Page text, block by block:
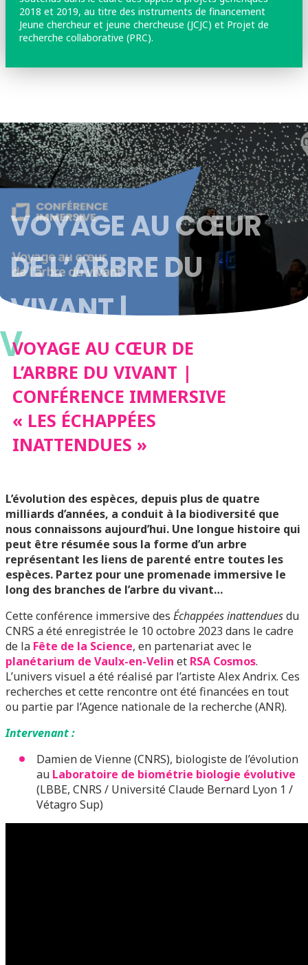
2018 et 2019, au titre des instruments de financement
Jeune chercheur et jeune chercheuse (JCJC) et Projet de
recherche collaborative (PRC).
VOYAGE AU CŒUR
DE L’ARBRE DU
VIVANT |
CONFÉRENCE
IMMERSIVE « LES
ÉCHAPPÉES
VVOYAGE AU CŒUR DE
L’ARBRE DU VIVANT |
CONFÉRENCE IMMERSIVE
« LES ÉCHAPPÉES
INATTENDUES »
L’évolution des espèces, depuis plus de quatre
milliards d’années, a conduit à la biodiversité que
nous connaissons aujourd’hui. Une longue histoire qui
peut être résumée sous la forme d’un arbre
représentant les liens de parenté entre toutes les
espèces. Partez pour une promenade immersive le
long des branches de l’arbre du vivant…
Cette conférence immersive des Échappées inattenduesdu
CNRS a été enregistrée le 10 octobre 2023 dans le cadre
de la Fête de la Science, en partenariat avec le
planétarium de Vaulx-en-Velin et RSA Cosmos.
L’univers visuel a été réalisé par l’artiste Alex Andrix. Ces
recherches et cette rencontre ont été financées en tout
ou partie par l’Agence nationale de la recherche (ANR).
Intervenant :
Damien de Vienne (CNRS), biologiste de l’évolution
au Laboratoire de biométrie biologie évolutive
(LBBE, CNRS / Université Claude Bernard Lyon 1 /
Vétagro Sup)